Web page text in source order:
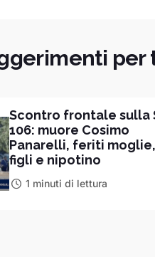
per
Scontro frontale sulla
106: muore Cosimo
Panarelli, feriti moglie,
figli e nipotino
1 minuti di lettura